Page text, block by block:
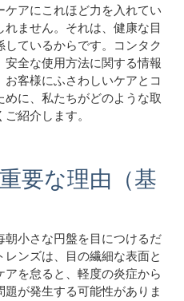
ケアにこれほど力を入れてい
ません。それは、健康な目
ているからです。コンタク
安全な使用方法に関する情報
客様にふさわしいケアとコ
に、私たちがどのような取
紹介します。
要な理由（基
朝小さな円盤を目につけるだ
ンズは、目の繊細な表面と
を怠ると、軽度の炎症から
が発生する可能性がありま